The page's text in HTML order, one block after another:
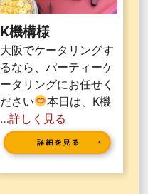
K機構様
大阪でケータリングす
るなら、パーティーケ
ータリングにお任せく
ださい
本日は、K機
…詳しく見る